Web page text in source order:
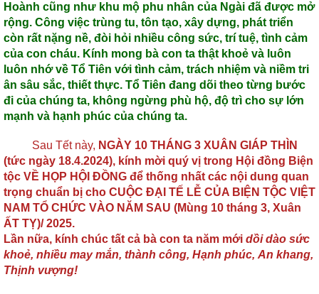
Hoành cũng như khu mộ phu nhân của Ngài đã được mở
rộng. Công việc trùng tu, tôn tạo, xây dựng, phát triển
còn rất nặng nề, đòi hỏi nhiều công sức, trí tuệ, tình cảm
của con cháu. Kính mong bà con ta thật khoẻ và luôn
luôn nhớ về Tổ Tiên với tình cảm, trách nhiệm và niềm tri
ân sâu sắc, thiết thực. Tổ Tiên đang dõi theo từng bước
đi của chúng ta, không ngừng phù hộ, độ trì cho sự lớn
mạnh và hạnh phúc của chúng ta.
Sau Tết này, NGÀY 10 THÁNG 3 XUÂN GIÁP THÌN
(tức ngày 18.4.2024), kính mời quý vị trong Hội đồng Biện
tộc VỀ HỌP HỘI ĐỒNG để thống nhất các nội dung quan
trọng chuẩn bị cho CUỘC ĐẠI TẾ LỄ CỦA BIỆN TỘC VIỆT
NAM TỔ CHỨC VÀO NĂM SAU (Mùng 10 tháng 3, Xuân
ẤT TỴ)/ 2025.
Lần nữa, kính chúc tất cả bà con ta năm mới dồi dào sức
khoẻ, nhiều may mắn, thành công, Hạnh phúc, An khang,
Thịnh vượng!